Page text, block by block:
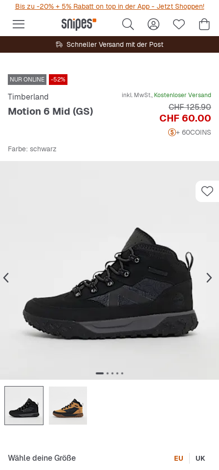
Bis zu -20% + 5% Rabatt on top in der App - Jetzt Shoppen!
Schneller Versand mit der Post
NUR ONLINE -52%
Timberland
Motion 6 Mid (GS)
inkl. MwSt., Kostenloser Versand
Preis
CHF 60.00
Originalpreis
CHF 125.90
+ 60COINS
Farbe: schwarz
Wähle deine Größe EU UK